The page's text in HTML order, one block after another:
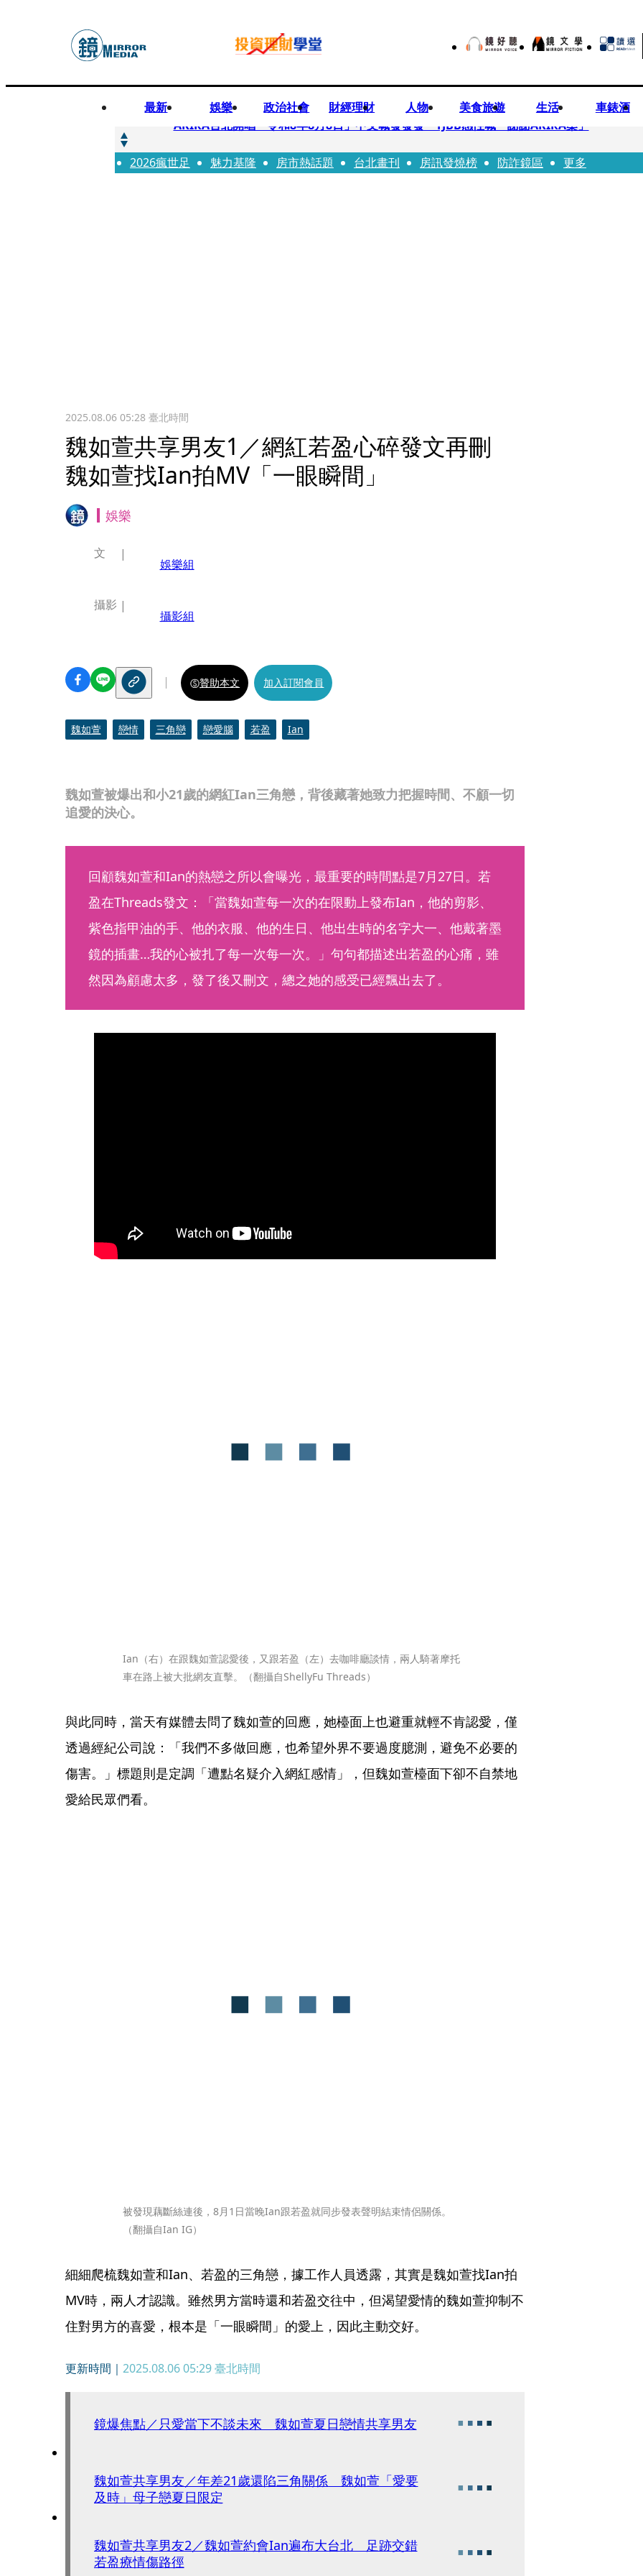
最新 娛樂 政治社會 財經理財 人物 美食旅遊 生活 車錶酒
快訊
AKIRA台北開唱「令和8年8月8日」中文喊發發發 TJBB感性喊「謝謝AKIRA桑」
快訊
台灣新冠期間沒疫苗可打？ 律師列3款嗆：陳時中唯一擋的叫科興
2026瘋世足 魅力基隆 房市熱話題 台北畫刊 房訊發燒榜 防詐鏡區 更多
2025.08.06 05:28臺北時間
魏如萱共享男友1／網紅若盈心碎發文再刪
魏如萱找Ian拍MV「一眼瞬間」
娛樂
魏如萱被爆出和小21歲的網紅Ian三角戀，背後藏著她致力把握時間、不顧一切
追愛的決心。
文
娛樂組
攝影
攝影組
贊助本文 加入訂閱會員
魏如萱 戀情 三角戀 戀愛腦 若盈 Ian
回顧魏如萱和Ian的熱戀之所以會曝光，最重要的時間點是7月27日。若
盈在Threads發文：「當魏如萱每一次的在限動上發布Ian，他的剪影、
紫色指甲油的手、他的衣服、他的生日、他出生時的名字大一、他戴著墨
鏡的插畫…我的心被扎了每一次每一次。」句句都描述出若盈的心痛，雖
然因為顧慮太多，發了後又刪文，總之她的感受已經飄出去了。
Ian（右）在跟魏如萱認愛後，又跟若盈（左）去咖啡廳談情，兩人騎著摩托
車在路上被大批網友直擊。（翻攝自ShellyFu Threads）
與此同時，當天有媒體去問了魏如萱的回應，她檯面上也避重就輕不肯認愛，僅
透過經紀公司說：「我們不多做回應，也希望外界不要過度臆測，避免不必要的
傷害。」標題則是定調「遭點名疑介入網紅感情」，但魏如萱檯面下卻不自禁地
愛給民眾們看。
被發現藕斷絲連後，8月1日當晚Ian跟若盈就同步發表聲明結束情侶關係。
（翻攝自Ian IG）
細細爬梳魏如萱和Ian、若盈的三角戀，據工作人員透露，其實是魏如萱找Ian拍
MV時，兩人才認識。雖然男方當時還和若盈交往中，但渴望愛情的魏如萱抑制不
住對男方的喜愛，根本是「一眼瞬間」的愛上，因此主動交好。
更新時間｜ 2025.08.06 05:29臺北時間
鏡爆焦點／只愛當下不談未來 魏如萱夏日戀情共享男友
魏如萱共享男友／年差21歲還陷三角關係 魏如萱「愛要
及時」母子戀夏日限定
魏如萱共享男友2／魏如萱約會Ian遍布大台北 足跡交錯
若盈療情傷路徑